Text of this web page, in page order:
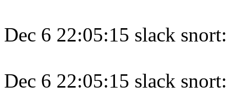
Dec 6 22:05:15 slack
Dec 6 22:05:15 slack